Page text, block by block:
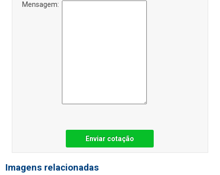
Mensagem:
Enviar cotação
Imagens relacionadas